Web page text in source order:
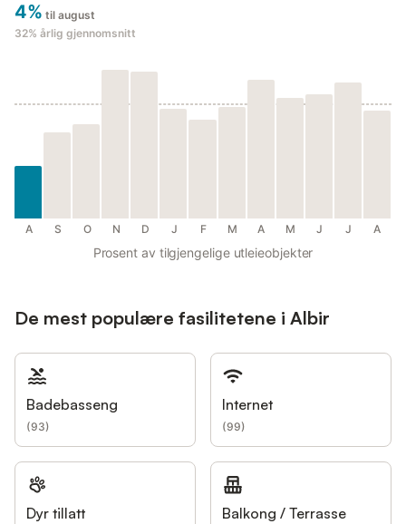
4% til august
32% årlig gjennomsnitt
A S O N D J F M A M J J A
Prosent av tilgjengelige utleieobjekter
De mest populære fasilitetene i Albir
Badebasseng
(93)
Internet
(99)
Dyr tillatt Balkong / Terrasse